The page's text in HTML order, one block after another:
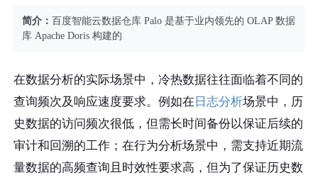
简介：百度智能云数据仓库 Palo 是基于业内领先的 OLAP 数据
库 Apache Doris 构建的
在数据分析的实际场景中，冷热数据往往面临着不同的
查询频次及响应速度要求。例如在 日志分析场景中，历
史数据的访问频次很低，但需长时间备份以保证后续的
审计和回溯的工作；在行为分析场景中，需支持近期流
量数据的高频查询且时效性要求高，但为了保证历史数